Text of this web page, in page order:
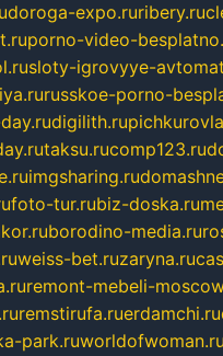
doroga-expo.ruribery.ru
porno-video-
sloty-igrovyye-
russkoe-porno-
digilith.ru
taksu.rucomp123.ru
imgsharing.ru
foto-tur.rubiz-doska.ru
borodino-media.ru
weiss-bet.ruzaryna.ru
remont-mebeli-
remstirufa.ruerdamchi.ru
park.ruworldofwoman.ru